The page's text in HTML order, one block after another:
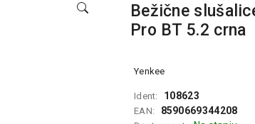
Bežične
Pro BT 5.2 crna
Yenkee
Ident: 108623
EAN: 8590669344208